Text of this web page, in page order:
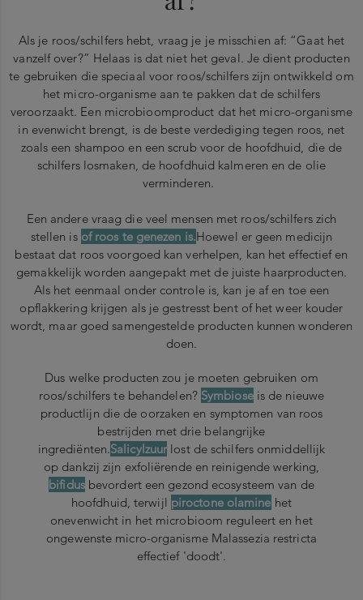
Als je roos/schilfers hebt, vraag je je misschien af: “Gaat het
vanzelf over?” Helaas is dat niet het geval. Je dient producten
te gebruiken die speciaal voor roos/schilfers zijn ontwikkeld om
het micro-organisme aan te pakken dat de schilfers
veroorzaakt. Een microbioomproduct dat het micro-organisme
in evenwicht brengt, is de beste verdediging tegen roos, net
zoals een shampoo en een scrub voor de hoofdhuid, die de
schilfers losmaken, de hoofdhuid kalmeren en de olie
verminderen.
Een andere vraag die veel mensen met roos/schilfers zich
stellen is of roos te genezen is.Hoewel er geen medicijn
bestaat dat roos voorgoed kan verhelpen, kan het effectief en
gemakkelijk worden aangepakt met de juiste haarproducten.
Als het eenmaal onder controle is, kan je af en toe een
opflakkering krijgen als je gestresst bent of het weer kouder
wordt, maar goed samengestelde producten kunnen wonderen
doen.
Dus welke producten zou je moeten gebruiken om
roos/schilfers te behandelen? Symbioseis de nieuwe
productlijn die de oorzaken en symptomen van roos
bestrijden met drie belangrijke
ingrediënten.Salicylzuur lost de schilfers onmiddellijk
op dankzij zijn exfoliërende en reinigende werking,
bifidusbevordert een gezond ecosysteem van de
hoofdhuid, terwijl piroctone olamine het
onevenwicht in het microbioom reguleert en het
ongewenste micro-organisme Malassezia restricta
effectief 'doodt'.